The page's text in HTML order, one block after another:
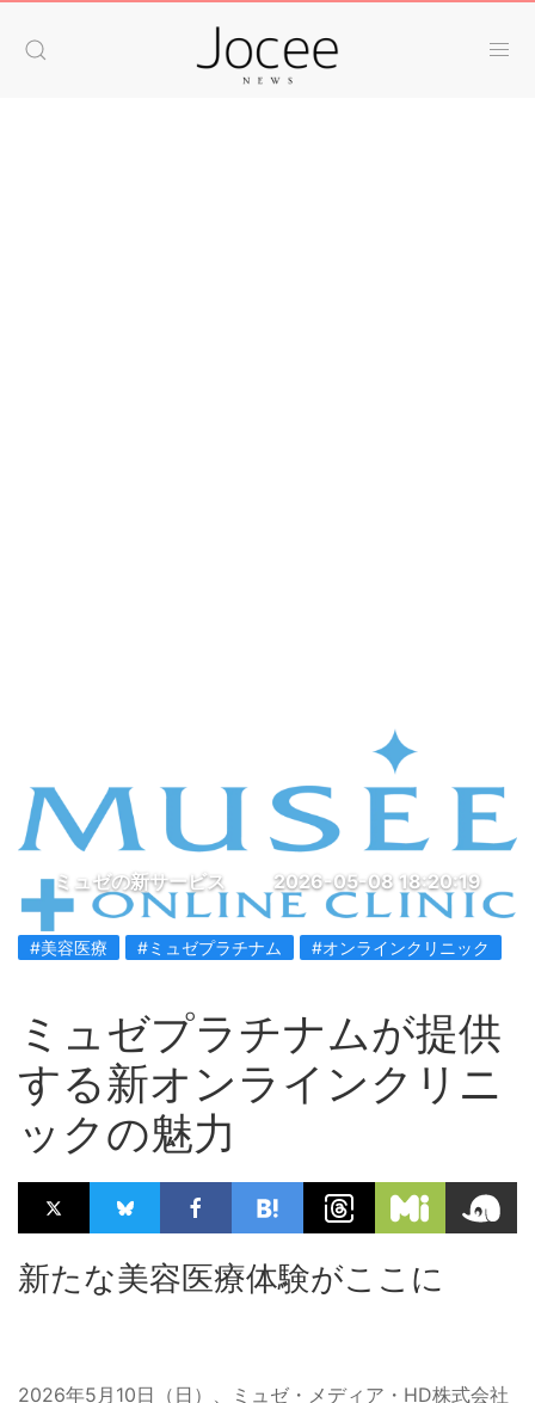
ミュゼの新サービス 2026-05-08 18:20:19
#美容医療 #ミュゼプラチナム #オンラインクリニック
ミュゼプラチナムが提供
する新オンラインクリニ
ックの魅力
新たな美容医療体験がここに
2026年5月10日（日）、ミュゼ・メディア・HD株式会社